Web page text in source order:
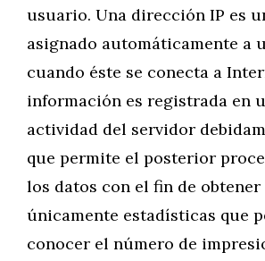
usuario. Una dirección IP es
asignado automáticamente a
cuando éste se conecta a
información es registrada en
actividad del servidor
que permite el posterior
los datos con el fin de
únicamente estadísticas que
conocer el número de